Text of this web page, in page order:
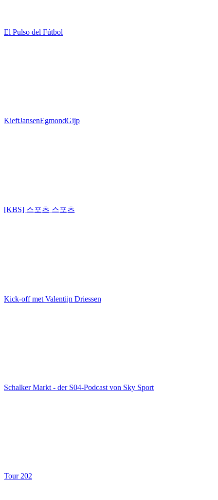
El Pulso del Fútbol
KieftJansenEgmondGijp
[KBS] 스포츠 스포츠
Kick-off met Valentijn Driessen
Schalker Markt - der S04-Podcast von Sky Sport
Tour 202